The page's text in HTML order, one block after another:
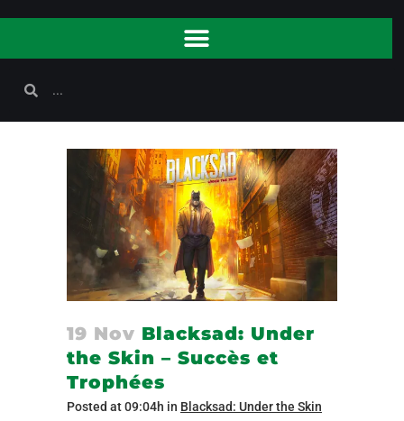
19 Nov Blacksad: Under
the Skin – Succès et
Trophées
Posted at 09:04h in Blacksad: Under the Skin